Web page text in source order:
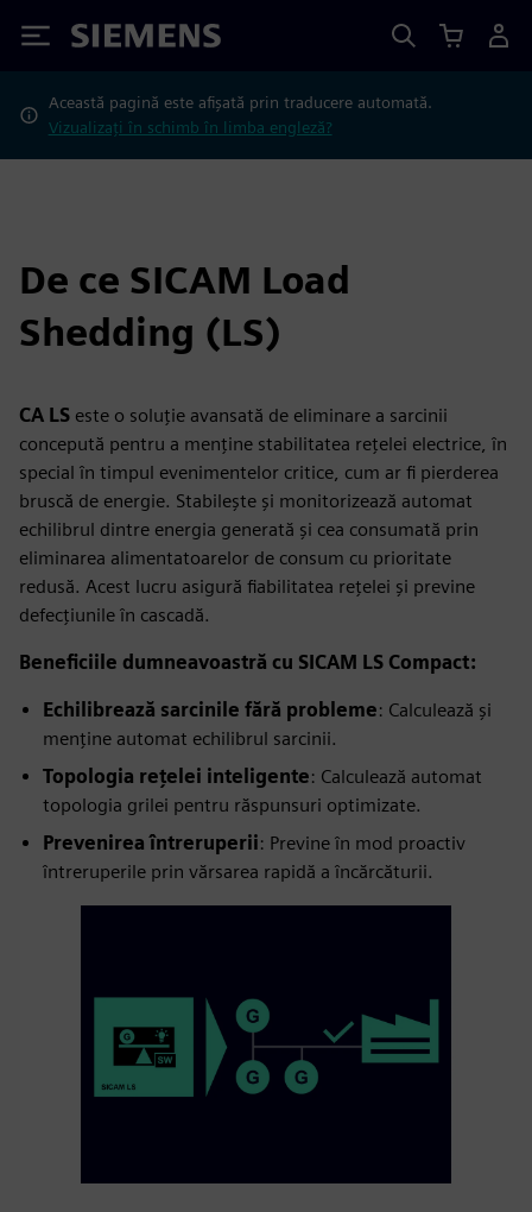
Siemens
Această pagină este afișată prin traducere automată.
Vizualizați în schimb în limba engleză?
De ce SICAM Load
Shedding (LS)
CA LS este o soluție avansată de eliminare a sarcinii
concepută pentru a menține stabilitatea rețelei electrice, în
special în timpul evenimentelor critice, cum ar fi pierderea
bruscă de energie. Stabilește și monitorizează automat
echilibrul dintre energia generată și cea consumată prin
eliminarea alimentatoarelor de consum cu prioritate
redusă. Acest lucru asigură fiabilitatea rețelei și previne
defecțiunile în cascadă.
Beneficiile dumneavoastră cu SICAM LS Compact:
Echilibrează sarcinile fără probleme: Calculează și
menține automat echilibrul sarcinii.
Topologia rețelei inteligente: Calculează automat
topologia grilei pentru răspunsuri optimizate.
Prevenirea întreruperii: Previne în mod proactiv
întreruperile prin vărsarea rapidă a încărcăturii.